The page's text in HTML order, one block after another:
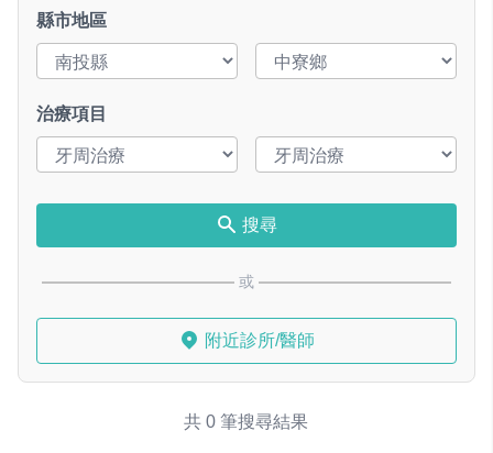
縣市地區
治療項目
搜尋
或
附近診所/醫師
共 0 筆搜尋結果